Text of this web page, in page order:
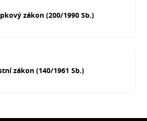
zákon (200/1990 Sb.)
zákon (140/1961 Sb.)